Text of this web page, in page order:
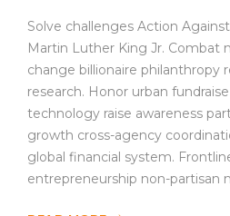
Shitet banesa
Kosovë –
Trade
Solve challenges Action
Martin Luther King Jr. Combat